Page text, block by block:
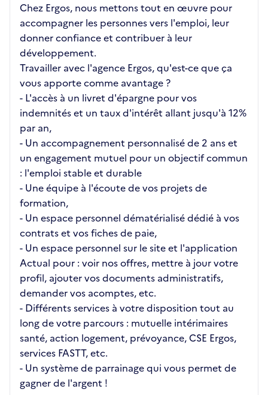
Chez Ergos, nous mettons tout en œuvre pour
accompagner les personnes vers l'emploi, leur
donner confiance et contribuer à leur
développement.
Travailler avec l'agence Ergos, qu'est-ce que ça
vous apporte comme avantage ?
- L'accès à un livret d'épargne pour vos
indemnités et un taux d'intérêt allant jusqu'à 12%
par an,
- Un accompagnement personnalisé de 2 ans et
un engagement mutuel pour un objectif commun
: l'emploi stable et durable
- Une équipe à l'écoute de vos projets de
formation,
- Un espace personnel dématérialisé dédié à vos
contrats et vos fiches de paie,
- Un espace personnel sur le site et l'application
Actual pour : voir nos offres, mettre à jour votre
profil, ajouter vos documents administratifs,
demander vos acomptes, etc.
- Différents services à votre disposition tout au
long de votre parcours : mutuelle intérimaires
santé, action logement, prévoyance, CSE Ergos,
services FASTT, etc.
- Un système de parrainage qui vous permet de
gagner de l'argent !